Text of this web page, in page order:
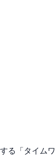
る「タイム